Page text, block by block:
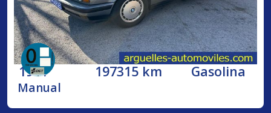
1991 197315 km Gasolina
Manual